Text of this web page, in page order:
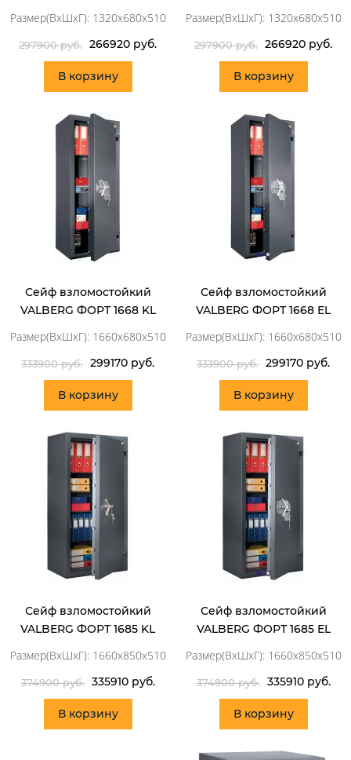
Размер(ВхШхГ): 1320x680x510
297900 руб. 266920 руб.
В корзину
Размер(ВхШхГ): 1320x680x510
297900 руб. 266920 руб.
В корзину
Сейф взломостойкий
VALBERG ФОРТ 1668 KL
Размер(ВхШхГ): 1660x680x510
333900 руб. 299170 руб.
В корзину
Сейф взломостойкий
VALBERG ФОРТ 1668 EL
Размер(ВхШхГ): 1660x680x510
333900 руб. 299170 руб.
В корзину
Сейф взломостойкий
VALBERG ФОРТ 1685 KL
Размер(ВхШхГ): 1660x850x510
374900 руб. 335910 руб.
В корзину
Сейф взломостойкий
VALBERG ФОРТ 1685 EL
Размер(ВхШхГ): 1660x850x510
374900 руб. 335910 руб.
В корзину